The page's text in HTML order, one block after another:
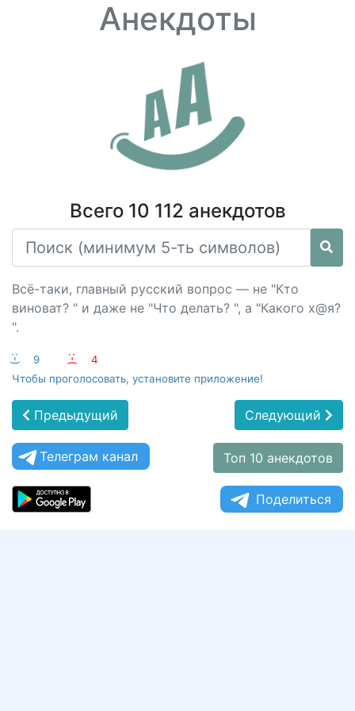
Анекдоты
Всего 10 112 анекдотов
Всё-таки, главный русский вопрос — не "Кто
виноват? " и даже не "Что делать? ", а "Какого х@я?
".
:-) 9 :-(
4
Чтобы проголосовать, установите приложение!
Предыдущий Следующий
Телеграм канал Топ 10 анекдотов
Поделиться